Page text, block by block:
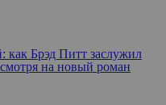
Брэд Питт заслужил
на новый роман